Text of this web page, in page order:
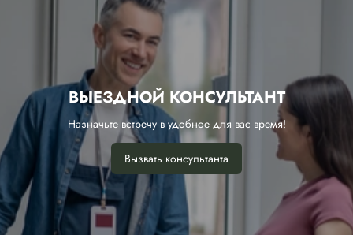
ВЫЕЗДНОЙ КОНСУЛЬТАНТ
Назначьте встречу в удобное для вас время!
Вызвать консультанта